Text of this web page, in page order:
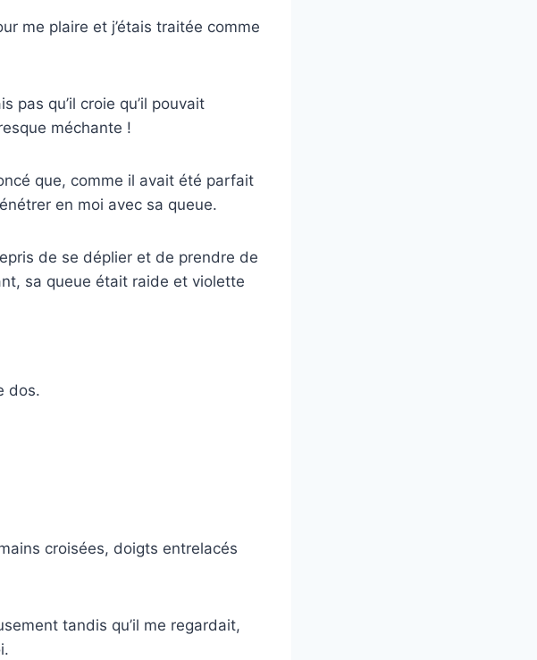
me plaire et j’étais traitée comme
pas qu’il croie qu’il pouvait
méchante !
que, comme il avait été parfait
en moi avec sa queue.
de se déplier et de prendre de
sa queue était raide et violette
dos.
croisées, doigts entrelacés
tandis qu’il me regardait,